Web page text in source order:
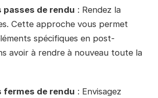
passes de rendu : Rendez la
Cette approche vous permet
spécifiques en post-
avoir à rendre à nouveau toute la
fermes de rendu : Envisagez